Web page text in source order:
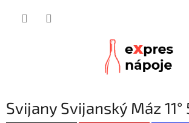
Svijany Svijanský Máz 11°